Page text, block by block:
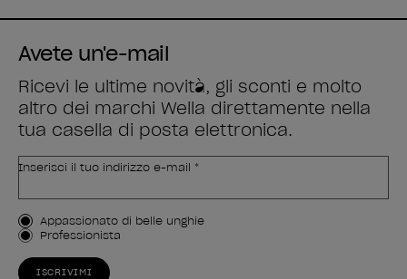
Avete un'e-mail
Ricevi le ultime novità, gli sconti e molto
altro dei marchi Wella direttamente nella
tua casella di posta elettronica.
Inserisci il tuo indirizzo e-mail *
Tipo di cliente
Appassionato di belle unghie
Professionista
ISCRIVIMI